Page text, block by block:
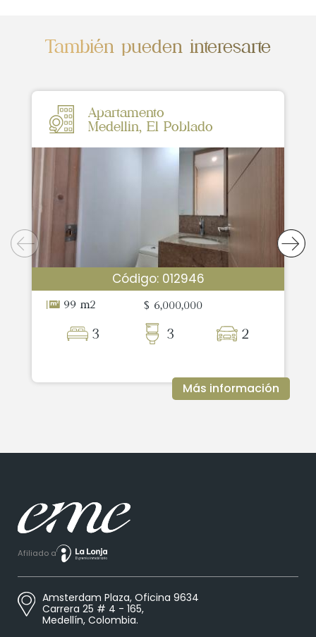
También pueden interesarte
Apartamento
Medellin, El Poblado
Código: 012946
99 m2 $ 6,000,000
3 3 2
Más información
Afiliado a
Amsterdam Plaza, Oficina 9634
Carrera 25 # 4 - 165,
Medellín, Colombia.